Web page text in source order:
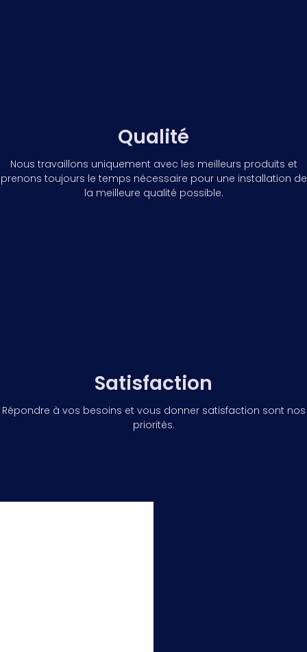
Qualité
Nous travaillons uniquement avec les meilleurs produits et
prenons toujours le temps nécessaire pour une installation de
la meilleure qualité possible.
Satisfaction
Répondre à vos besoins et vous donner satisfaction sont nos
priorités.